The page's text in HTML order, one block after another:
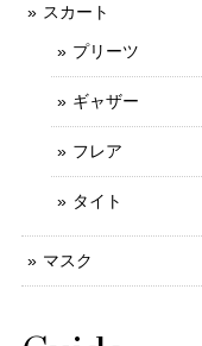
スカート
プリーツ
ギャザー
フレア
タイト
マスク